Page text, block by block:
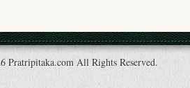
Pratripitaka.com All Rights Reserved.